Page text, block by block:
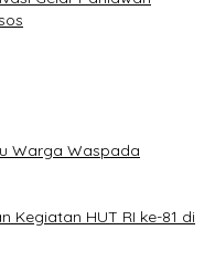
Warga Waspada
Kegiatan HUT RI ke-81 di